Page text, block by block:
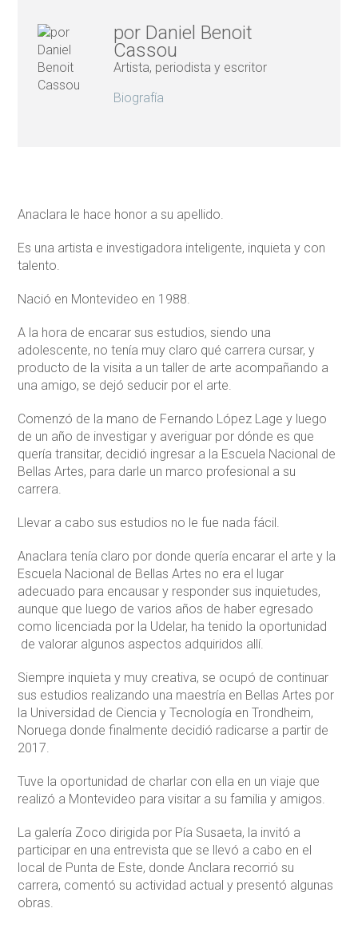
por Daniel Benoit
Cassou
Artista, periodista y escritor
Biografía
Anaclara le hace honor a su apellido.
Es una artista e investigadora inteligente, inquieta y con
talento.
Nació en Montevideo en 1988.
A la hora de encarar sus estudios, siendo una
adolescente, no tenía muy claro qué carrera cursar, y
producto de la visita a un taller de arte acompañando a
una amigo, se dejó seducir por el arte.
Comenzó de la mano de Fernando López Lage y luego
de un año de investigar y averiguar por dónde es que
quería transitar, decidió ingresar a la Escuela Nacional de
Bellas Artes, para darle un marco profesional a su
carrera.
Llevar a cabo sus estudios no le fue nada fácil.
Anaclara tenía claro por donde quería encarar el arte y la
Escuela Nacional de Bellas Artes no era el lugar
adecuado para encausar y responder sus inquietudes,
aunque que luego de varios años de haber egresado
como licenciada por la Udelar, ha tenido la oportunidad
de valorar algunos aspectos adquiridos allí.
Siempre inquieta y muy creativa, se ocupó de continuar
sus estudios realizando una maestría en Bellas Artes por
la Universidad de Ciencia y Tecnología en Trondheim,
Noruega donde finalmente decidió radicarse a partir de
2017.
Tuve la oportunidad de charlar con ella en un viaje que
realizó a Montevideo para visitar a su familia y amigos.
La galería Zoco dirigida por Pía Susaeta, la invitó a
participar en una entrevista que se llevó a cabo en el
local de Punta de Este, donde Anclara recorrió su
carrera, comentó su actividad actual y presentó algunas
obras.